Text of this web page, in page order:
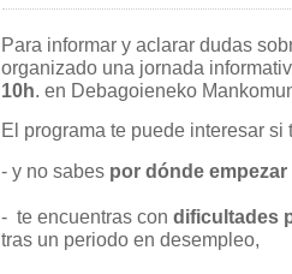
Para informar y aclarar dudas
organizado una jornada
10h. en Debagoieneko
El programa te puede interesar
- y no sabes por dónde
- te encuentras condificultades
tras un periodo en desempleo,